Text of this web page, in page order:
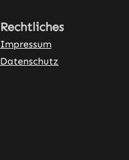
Rechtliches
Impressum
Datenschutz